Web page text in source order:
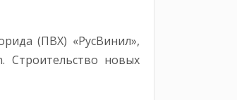
(ПВХ) «РусВинил»,
Строительство новых